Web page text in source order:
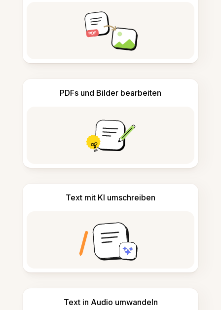
PDFs und Bilder bearbeiten
Text mit KI umschreiben
Text in Audio umwandeln